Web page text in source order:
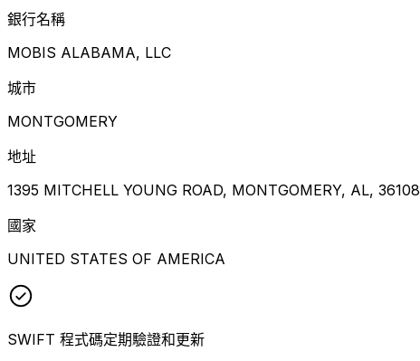
銀行名稱
MOBIS ALABAMA, LLC
城市
MONTGOMERY
地址
1395 MITCHELL YOUNG ROAD, MONTGOMERY, AL, 36108
國家
UNITED STATES OF AMERICA
SWIFT 程式碼定期驗證和更新